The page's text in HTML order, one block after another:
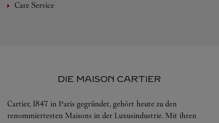
Care Service
DIE MAISON CARTIER
Cartier, 1847 in Paris gegründet, gehört heute zu den
renommiertesten Maisons in der Luxusindustrie. Mit ihren